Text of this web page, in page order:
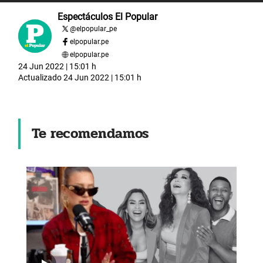
Espectáculos El Popular
@elpopular_pe
elpopular.pe
elpopular.pe
24 Jun 2022 | 15:01 h
Actualizado24 Jun 2022 | 15:01 h
Te recomendamos